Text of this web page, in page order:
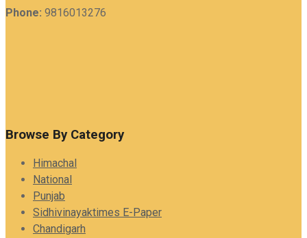
Phone: 9816013276
Browse By Category
Himachal
National
Punjab
Sidhivinayaktimes E-Paper
Chandigarh